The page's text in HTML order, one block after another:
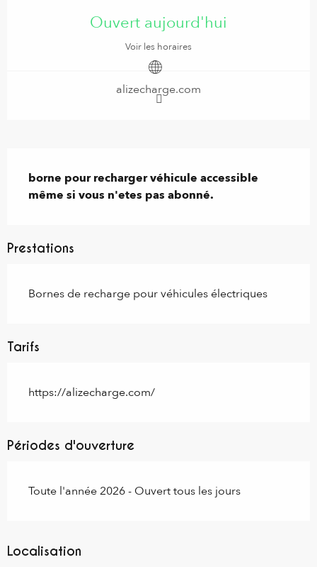
Ouvert aujourd'hui
Voir les horaires
alizecharge.com
borne pour recharger véhicule accessible
même si vous n'etes pas abonné.
Prestations
Bornes de recharge pour véhicules électriques
Tarifs
https://alizecharge.com/
Périodes d'ouverture
Toute l'année 2026 - Ouvert tous les jours
Localisation